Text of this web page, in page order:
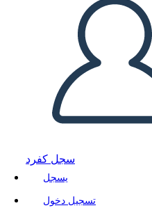
سجل كفرد
يسجل
تسجيل دخول
מפת תווים עבור
انسخ هذه
اقرأ لي